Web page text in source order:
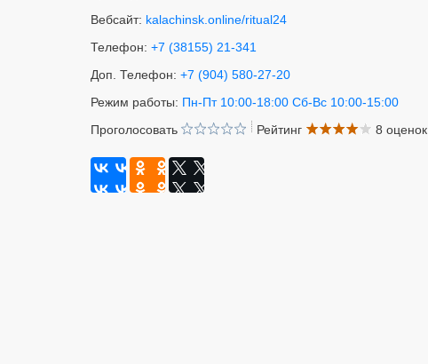
Вебсайт: kalachinsk.online/ritual24
Телефон: +7 (38155) 21-341
Доп. Телефон: +7 (904) 580-27-20
Режим работы: Пн-Пт 10:00-18:00 Сб-Вс 10:00-15:00
Проголосовать
Рейтинг 8 оценок